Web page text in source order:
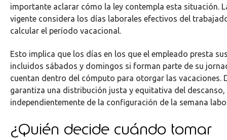
importante aclarar cómo la ley contempla esta situación.
vigente considera los días laborales efectivos del
calcular el período vacacional.
Esto implica que los días en los que el empleado presta
incluidos sábados y domingos si forman parte de su
cuentan dentro del cómputo para otorgar las vacaciones.
garantiza una distribución justa y equitativa del descanso,
independientemente de la configuración de la semana
¿Quién decide cuándo tomar